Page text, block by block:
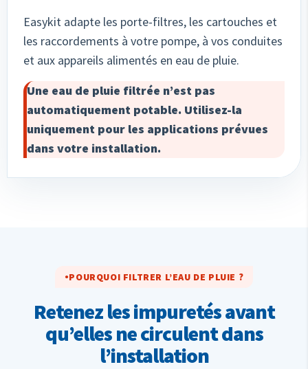
Easykit adapte les porte-filtres, les cartouches et
les raccordements à votre pompe, à vos conduites
et aux appareils alimentés en eau de pluie.
Une eau de pluie filtrée n’est pas
automatiquement potable. Utilisez-la
uniquement pour les applications prévues
dans votre installation.
POURQUOI FILTRER L’EAU DE PLUIE ?
Retenez les impuretés avant
qu’elles ne circulent dans
l’installation